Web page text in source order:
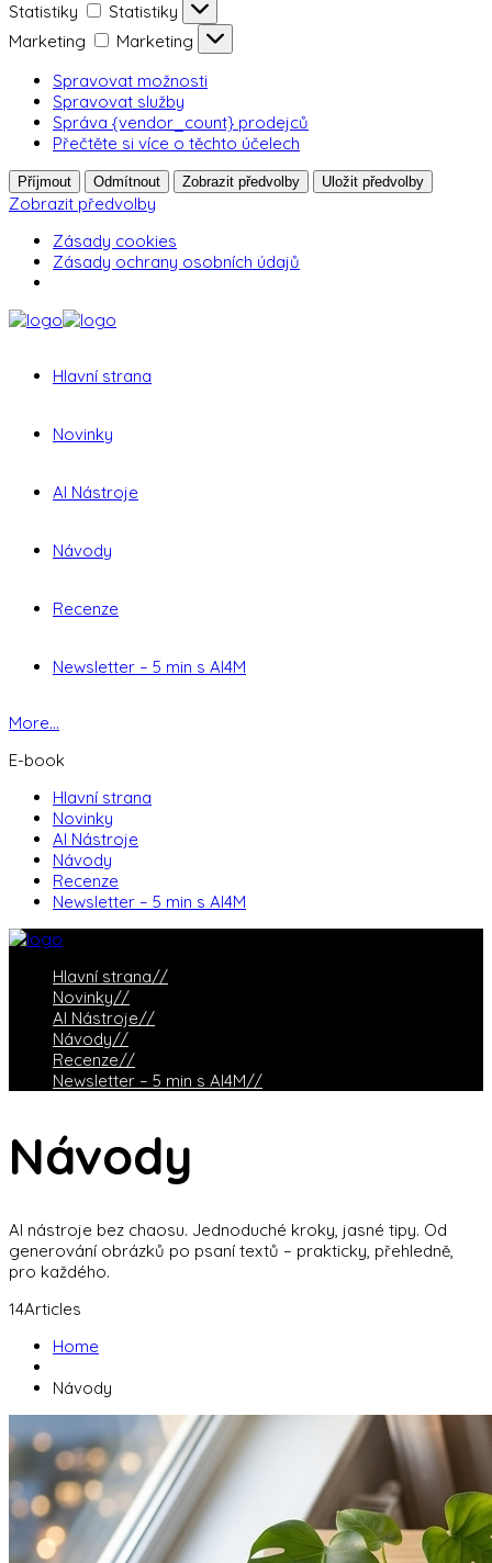
Statistiky
Statistiky
Marketing
Marketing
Spravovat možnosti
Spravovat služby
Správa {vendor_count} prodejců
Přečtěte si více o těchto účelech
Příjmout Odmítnout Zobrazit předvolby Uložit předvolby
Zobrazit předvolby
Zásady cookies
Zásady ochrany osobních údajů
Hlavní strana
Novinky
AI Nástroje
Návody
Recenze
Newsletter – 5 min s AI4M
More...
E-book
Hlavní strana
Novinky
AI Nástroje
Návody
Recenze
Newsletter – 5 min s AI4M
Hlavní strana//
Novinky//
AI Nástroje//
Návody//
Recenze//
Newsletter – 5 min s AI4M//
Návody
AI nástroje bez chaosu. Jednoduché kroky, jasné tipy. Od
generování obrázků po psaní textů – prakticky, přehledně,
pro každého.
14Articles
Home
Návody